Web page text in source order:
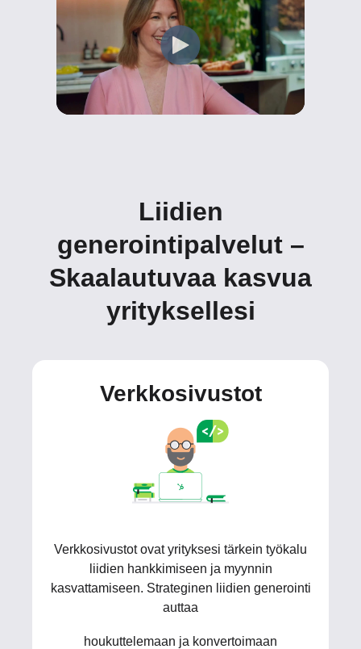
Liidien
generointipalvelut –
Skaalautuvaa kasvua
yrityksellesi
Verkkosivustot
Verkkosivustot ovat yrityksesi tärkein työkalu
liidien hankkimiseen ja myynnin
kasvattamiseen. Strateginen liidien generointi
auttaa
houkuttelemaan ja konvertoimaan